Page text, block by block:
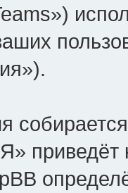
приведёт